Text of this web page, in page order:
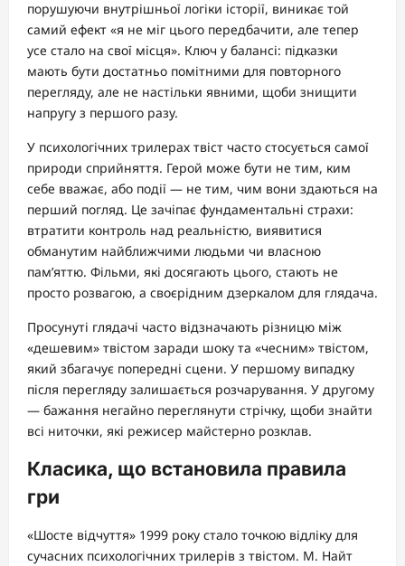
порушуючи внутрішньої логіки історії, виникає той
самий ефект «я не міг цього передбачити, але тепер
усе стало на свої місця». Ключ у балансі: підказки
мають бути достатньо помітними для повторного
перегляду, але не настільки явними, щоби знищити
напругу з першого разу.
У психологічних трилерах твіст часто стосується самої
природи сприйняття. Герой може бути не тим, ким
себе вважає, або події — не тим, чим вони здаються на
перший погляд. Це зачіпає фундаментальні страхи:
втратити контроль над реальністю, виявитися
обманутим найближчими людьми чи власною
пам’яттю. Фільми, які досягають цього, стають не
просто розвагою, а своєрідним дзеркалом для глядача.
Просунуті глядачі часто відзначають різницю між
«дешевим» твістом заради шоку та «чесним» твістом,
який збагачує попередні сцени. У першому випадку
після перегляду залишається розчарування. У другому
— бажання негайно переглянути стрічку, щоби знайти
всі ниточки, які режисер майстерно розклав.
Класика, що встановила правила
гри
«Шосте відчуття» 1999 року стало точкою відліку для
сучасних психологічних трилерів з твістом. М. Найт